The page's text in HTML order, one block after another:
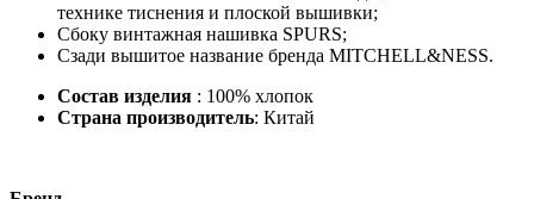
технике тиснения и плоской вышивки;
Сбоку винтажная нашивка SPURS;
Сзади вышитое название бренда MITCHELL&NESS.
Состав изделия : 100% хлопок
Страна производитель: Китай